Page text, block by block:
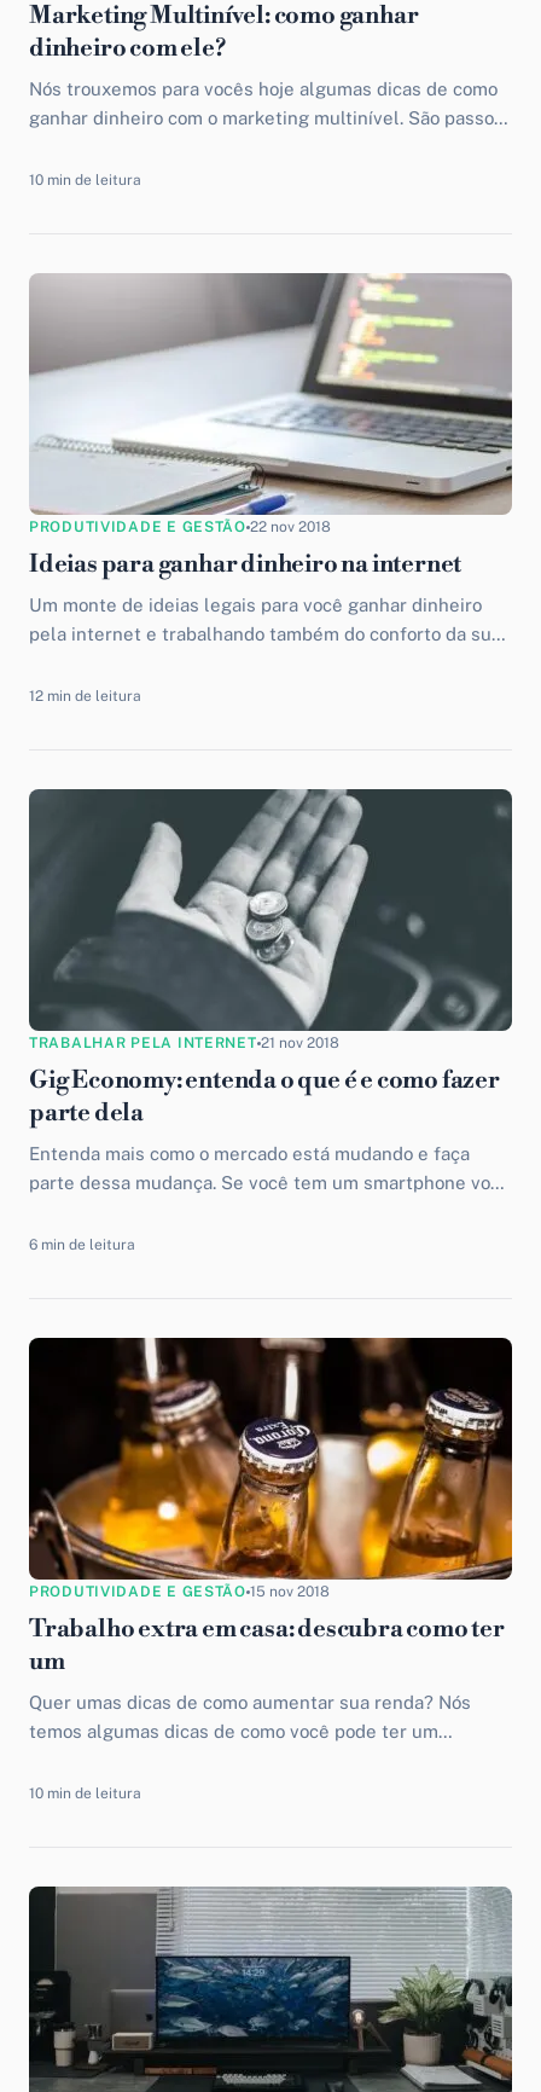
Marketing Multinível: como ganhar
dinheiro com ele?
Nós trouxemos para vocês hoje algumas dicas de como
ganhar dinheiro com o marketing multinível. São passos
renda.
10 min de leitura
PRODUTIVIDADE E GESTÃO 22 nov 2018
Ideias para ganhar dinheiro na internet
Um monte de ideias legais para você ganhar dinheiro
pela internet e trabalhando também do conforto da sua
trabalho.
12 min de leitura
TRABALHAR PELA INTERNET 21 nov 2018
Gig Economy: entenda o que é e como fazer
parte dela
Entenda mais como o mercado está mudando e faça
parte dessa mudança. Se você tem um smartphone você
ganhar dinheiro ainda hoje.
6 min de leitura
PRODUTIVIDADE E GESTÃO 15 nov 2018
Trabalho extra em casa: descubra como ter
um
Quer umas dicas de como aumentar sua renda? Nós
temos algumas dicas de como você pode ter um
10 min de leitura